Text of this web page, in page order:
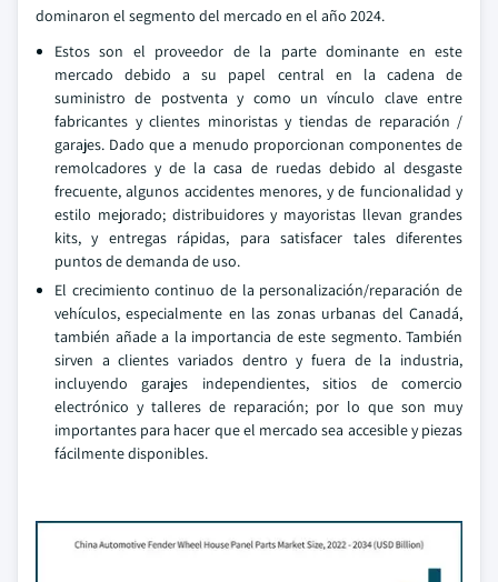
dominaron el segmento del mercado en el año 2024.
Estos son el proveedor de la parte dominante en este
mercado debido a su papel central en la cadena de
suministro de postventa y como un vínculo clave entre
fabricantes y clientes minoristas y tiendas de reparación /
garajes. Dado que a menudo proporcionan componentes de
remolcadores y de la casa de ruedas debido al desgaste
frecuente, algunos accidentes menores, y de funcionalidad y
estilo mejorado; distribuidores y mayoristas llevan grandes
kits, y entregas rápidas, para satisfacer tales diferentes
puntos de demanda de uso.
El crecimiento continuo de la personalización/reparación de
vehículos, especialmente en las zonas urbanas del Canadá,
también añade a la importancia de este segmento. También
sirven a clientes variados dentro y fuera de la industria,
incluyendo garajes independientes, sitios de comercio
electrónico y talleres de reparación; por lo que son muy
importantes para hacer que el mercado sea accesible y piezas
fácilmente disponibles.